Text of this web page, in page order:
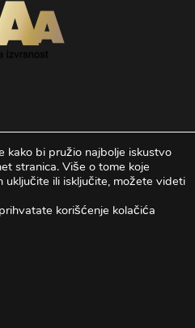
kako bi pružio najbolje iskustvo
stranica. Više o tome koje
uključite ili isključite, možete videti
korišćenje kolačića